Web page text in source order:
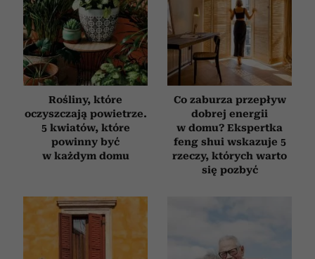
Rośliny, które
oczyszczają powietrze.
5 kwiatów, które
powinny być
w każdym domu
Co zaburza przepływ
dobrej energii
w domu? Ekspertka
feng shui wskazuje 5
rzeczy, których warto
się pozbyć